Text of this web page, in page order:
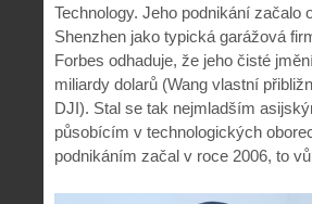
Technology. Jeho podnikání začalo
Shenzhen jako typická garážová
Forbes odhaduje, že jeho čisté
miliardy dolarů (Wang vlastní
DJI). Stal se tak nejmladším
působícím v technologických
podnikáním začal v roce 2006, to